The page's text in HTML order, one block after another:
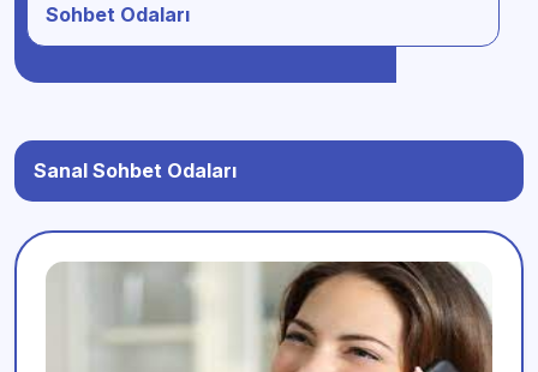
Sohbet Odaları
Sanal Sohbet Odaları